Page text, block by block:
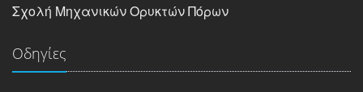
Σχολή Μηχανικών Ορυκτών Πόρων
Οδηγίες